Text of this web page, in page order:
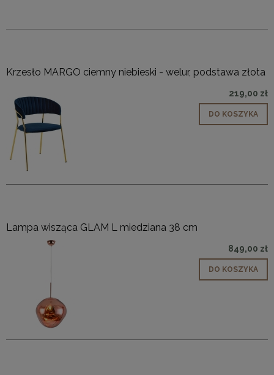
Krzesło MARGO ciemny niebieski - welur, podstawa złota
219,00 zł
DO KOSZYKA
Lampa wisząca GLAM L miedziana 38 cm
849,00 zł
DO KOSZYKA